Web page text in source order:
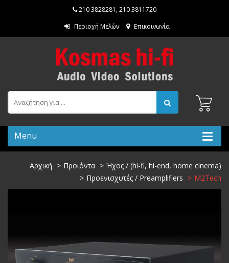
210 3828281 ,210 3811720
Περιοχή Μελών
Επικοινωνία
Menu
Αρχική Προιόντα
Ήχος / (hi-fi, hi-end, home cinema)
Προενισχυτές / Preamplifiers
M2Tech